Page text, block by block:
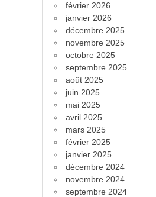
février 2026
janvier 2026
décembre 2025
novembre 2025
octobre 2025
septembre 2025
août 2025
juin 2025
mai 2025
avril 2025
mars 2025
février 2025
janvier 2025
décembre 2024
novembre 2024
septembre 2024